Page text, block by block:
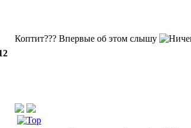
Коптит??? Впервые об этом слышу